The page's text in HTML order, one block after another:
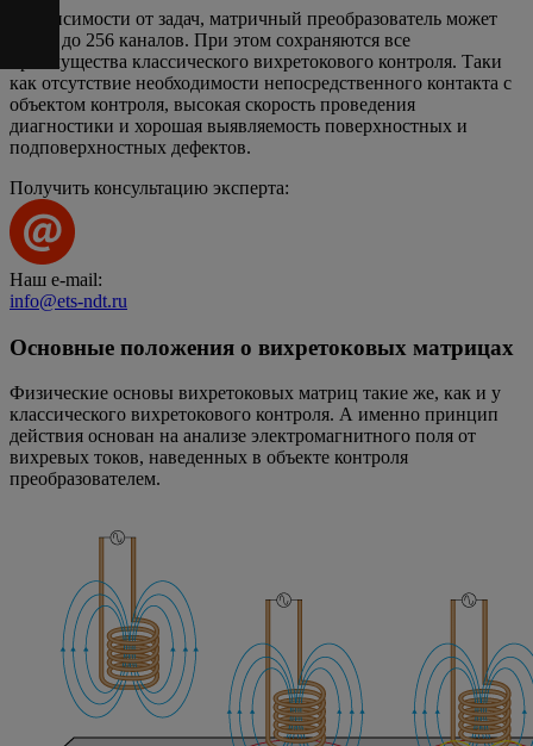
В зависимости от задач, матричный преобразователь может
иметь до 256 каналов. При этом сохраняются все
преимущества классического вихретокового контроля. Таки
как отсутствие необходимости непосредственного контакта с
объектом контроля, высокая скорость проведения
диагностики и хорошая выявляемость поверхностных и
подповерхностных дефектов.
Получить консультацию эксперта:
Наш e-mail:
info@ets-ndt.ru
Основные положения о вихретоковых матрицах
Физические основы вихретоковых матриц такие же, как и у
классического вихретокового контроля. А именно принцип
действия основан на анализе электромагнитного поля от
вихревых токов, наведенных в объекте контроля
преобразователем.